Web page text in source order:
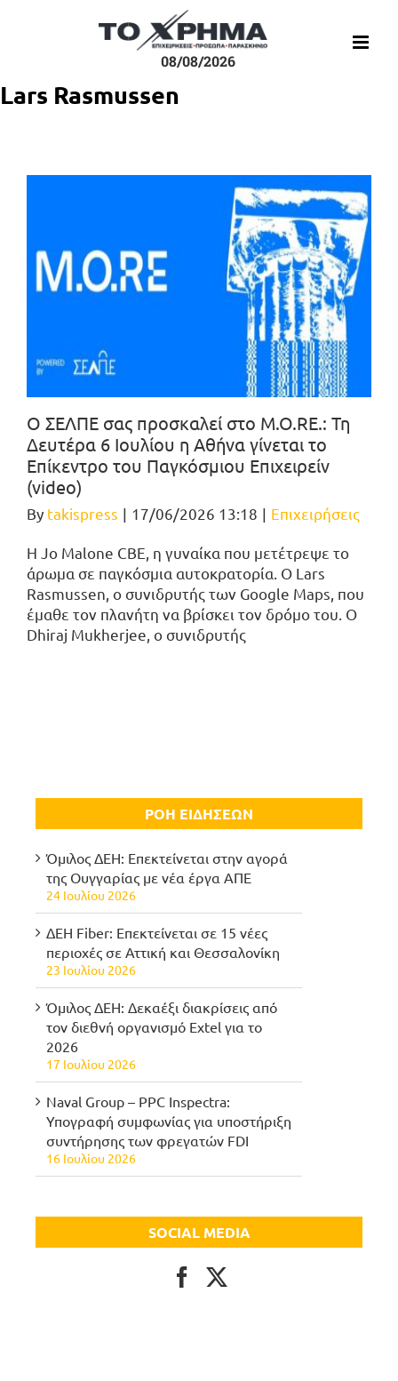
08/08/2026
Lars Rasmussen
Ο ΣΕΛΠΕ σας προσκαλεί στο M.O.RE.: Τη
Δευτέρα 6 Ιουλίου η Αθήνα γίνεται το
Επίκεντρο του Παγκόσμιου Επιχειρείν
(video)
By takispress | 17/06/2026 13:18 | Επιχειρήσεις
Η Jo Malone CBE, η γυναίκα που μετέτρεψε το
άρωμα σε παγκόσμια αυτοκρατορία. Ο Lars
Rasmussen, ο συνιδρυτής των Google Maps, που
έμαθε τον πλανήτη να βρίσκει τον δρόμο του. Ο
Dhiraj Mukherjee, ο συνιδρυτής
ΡΟΗ ΕΙΔΗΣΕΩΝ
Όμιλος ΔΕΗ: Επεκτείνεται στην αγορά
της Ουγγαρίας με νέα έργα ΑΠΕ
24 Ιουλίου 2026
ΔΕΗ Fiber: Επεκτείνεται σε 15 νέες
περιοχές σε Αττική και Θεσσαλονίκη
23 Ιουλίου 2026
Όμιλος ΔΕΗ: Δεκαέξι διακρίσεις από
τον διεθνή οργανισμό Extel για το
2026
17 Ιουλίου 2026
Naval Group – PPC Inspectra:
Υπογραφή συμφωνίας για υποστήριξη
συντήρησης των φρεγατών FDI
16 Ιουλίου 2026
SOCIAL MEDIA